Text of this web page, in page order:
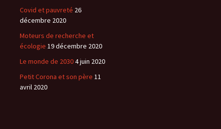
Covid et pauvreté 26
décembre 2020
Moteurs de recherche et
écologie 19 décembre 2020
Le monde de 20304 juin 2020
Petit Corona et son père 11
avril 2020